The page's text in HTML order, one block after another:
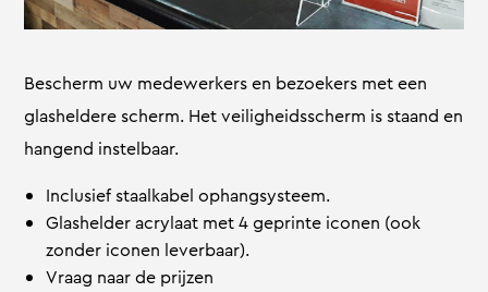
Bescherm uw medewerkers en bezoekers met een
glasheldere scherm. Het veiligheidsscherm is staand en
hangend instelbaar.
Inclusief staalkabel ophangsysteem.
Glashelder acrylaat met 4 geprinte iconen (ook
zonder iconen leverbaar).
Vraag naar de prijzen